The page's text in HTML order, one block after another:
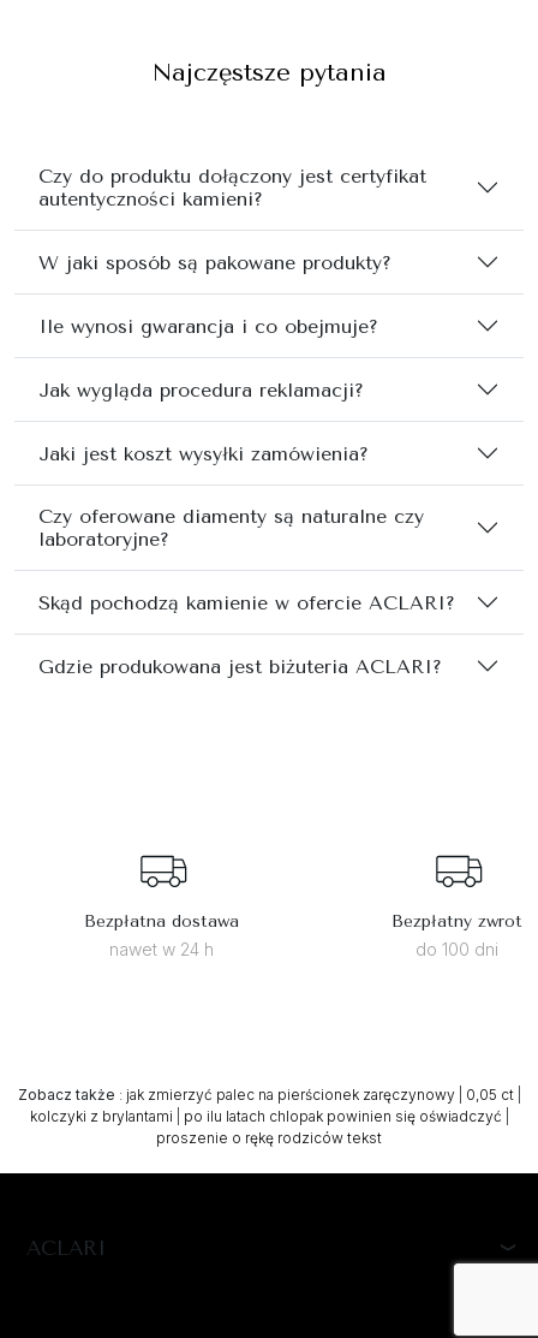
Najczęstsze pytania
Czy do produktu dołączony jest certyfikat
autentyczności kamieni?
W jaki sposób są pakowane produkty?
Ile wynosi gwarancja i co obejmuje?
Jak wygląda procedura reklamacji?
Jaki jest koszt wysyłki zamówienia?
Czy oferowane diamenty są naturalne czy
laboratoryjne?
Skąd pochodzą kamienie w ofercie ACLARI?
Gdzie produkowana jest biżuteria ACLARI?
Bezpłatna dostawa
nawet w 24 h
Bezpłatny zwrot
do 100 dni
Zobacz także : jak zmierzyć palec na pierścionek zaręczynowy| 0,05 ct|
kolczyki z brylantami
po ilu latach chlopak powinien się oświadczyć
proszenie o rękę rodziców tekst
ACLARI